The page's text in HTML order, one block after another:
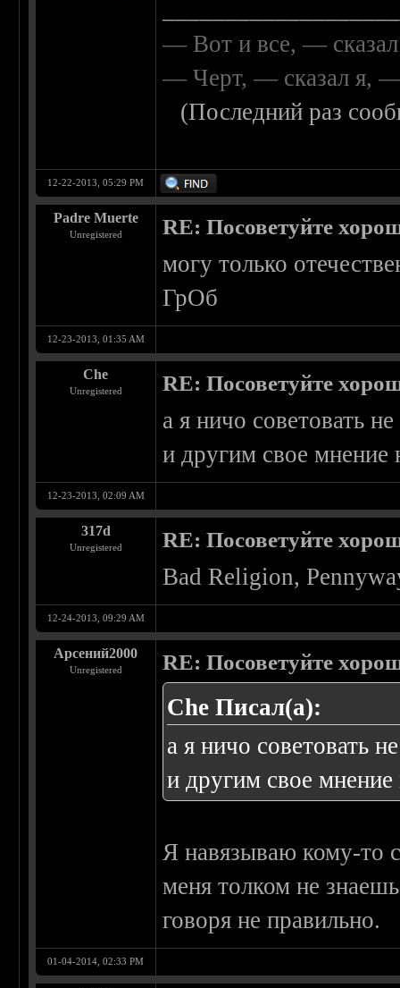
— Вот и все, —
— Черт, — сказал я, —
(Последний раз
12-22-2013, 05:29 PM
Padre Muerte
Unregistered RE: Посоветуйте
могу только
ГрОб
12-23-2013, 01:35 AM
Che
Unregistered RE: Посоветуйте
а я ничо советовать
и другим свое мнение
12-23-2013, 02:09 AM
317d
Unregistered RE: Посоветуйте
Bad Religion,
12-24-2013, 09:29 AM
Арсений2000
Unregistered RE: Посоветуйте
Che Писал(а):
а я ничо советовать
и другим свое мнение
Я навязываю кому-то
меня толком не
говоря не правильно.
01-04-2014, 02:33 PM